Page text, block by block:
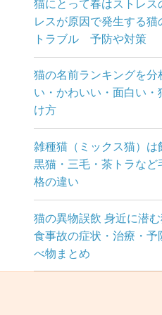
猫にとって春はストレ
レスが原因で発生する猫
トラブル 予防や対策
猫の名前ランキングを分
い・かわいい・面白い・
け方
雑種猫（ミックス猫）は
黒猫・三毛・茶トラなど
格の違い
猫の異物誤飲 身近に潜
食事故の症状・治療・予
べ物まとめ